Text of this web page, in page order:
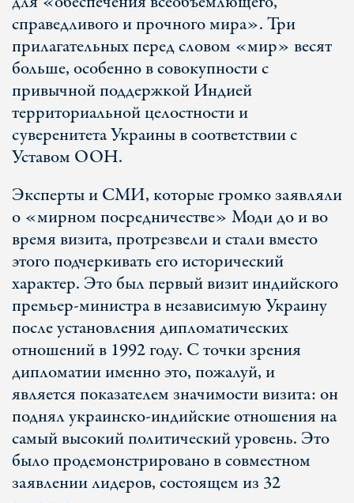
справедливого и прочного мира». Три
прилагательных перед словом «мир» весят
больше, особенно в совокупности с
привычной поддержкой Индией
территориальной целостности и
суверенитета Украины в соответствии с
Уставом ООН.
Эксперты и СМИ, которые громко заявляли
о «мирном посредничестве» Моди до и во
время визита, протрезвели и стали вместо
этого подчеркивать его исторический
характер. Это был первый визит индийского
премьер-министра в независимую Украину
после установления дипломатических
отношений в 1992 году. С точки зрения
дипломатии именно это, пожалуй, и
является показателем значимости визита: он
поднял украинско-индийские отношения на
самый высокий политический уровень. Это
было продемонстрировано в совместном
заявлении лидеров, состоящем из 32